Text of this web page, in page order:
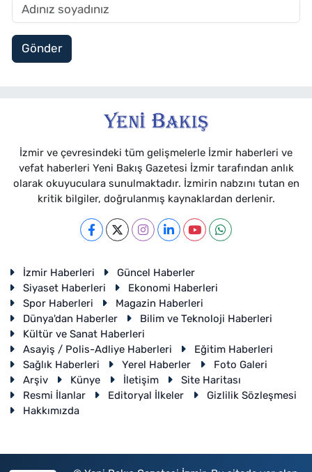
Gönder
İzmir ve çevresindeki tüm gelişmelerle İzmir haberleri ve
vefat haberleri Yeni Bakış Gazetesi İzmir tarafından anlık
olarak okuyuculara sunulmaktadır. İzmirin nabzını tutan en
kritik bilgiler, doğrulanmış kaynaklardan derlenir.
İzmir Haberleri
Güncel Haberler
Siyaset Haberleri
Ekonomi Haberleri
Spor Haberleri
Magazin Haberleri
Dünya'dan Haberler
Bilim ve Teknoloji Haberleri
Kültür ve Sanat Haberleri
Asayiş / Polis-Adliye Haberleri
Eğitim Haberleri
Sağlık Haberleri
Yerel Haberler
Foto Galeri
Arşiv
Künye İletişim
Site Haritası
Resmi İlanlar
Editoryal İlkeler
Gizlilik Sözleşmesi
Hakkımızda